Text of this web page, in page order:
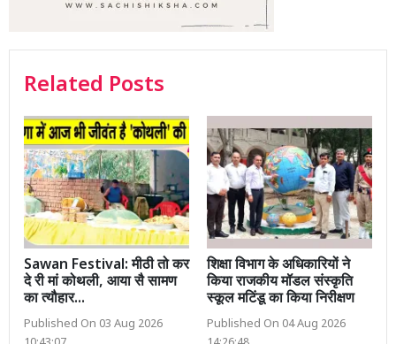
Related Posts
Sawan Festival: मीठी तो कर
दे री मां कोथली, आया सै सामण
का त्यौहार...
Published On 03 Aug 2026
शिक्षा विभाग के अधिकारियों ने
किया राजकीय मॉडल संस्कृति
स्कूल मटिंडू का किया निरीक्षण
Published On 04 Aug 2026